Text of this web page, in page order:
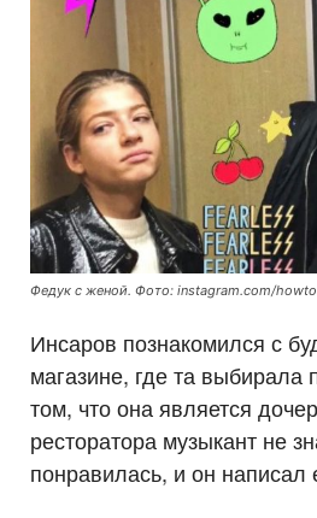
Федук с женой. Фото: instagram.com/
Инсаров познакомился с
магазине, где та выбирала
том, что она является
ресторатора музыкант не
понравилась, и он написал